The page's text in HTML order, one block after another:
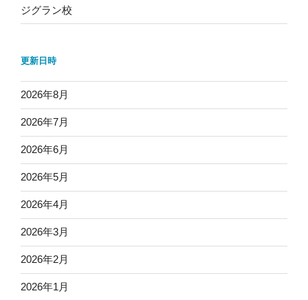
ジグラン校
更新日時
2026年8月
2026年7月
2026年6月
2026年5月
2026年4月
2026年3月
2026年2月
2026年1月